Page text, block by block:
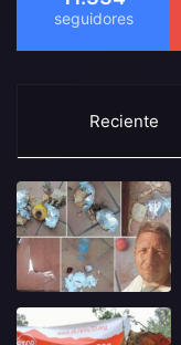
Reciente